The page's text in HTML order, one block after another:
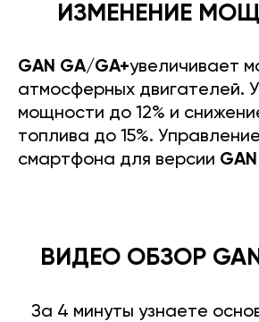
ИЗМЕНЕНИЕ
GAN GA/GA+увеличивает
атмосферных двигателей.
мощности до 12% и
топлива до 15%.
смартфона для версии
ВИДЕО ОБЗОР
За 4 минуты узнаете